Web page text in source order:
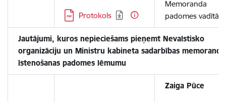
Lejupielādēt:
Protokols
Memoranda
padomes vadītājs
Jautājumi, kuros nepieciešams pieņemt Nevalstisko
organizāciju un Ministru kabineta sadarbības memoranda
īstenošanas padomes lēmumu
Zaiga Pūce